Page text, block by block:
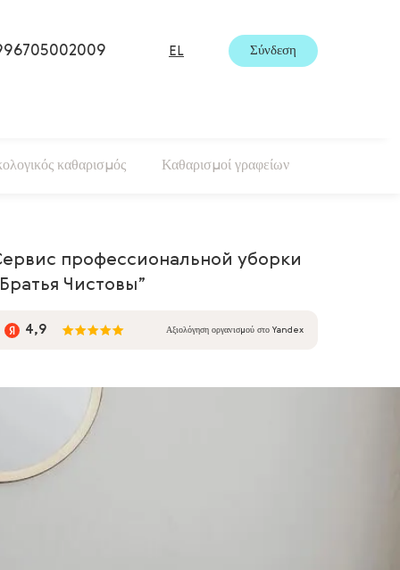
EL Σύνδεση
καθαρισμός Καθαρισμοί γραφείων
профессиональной уборки
Чистовы”
4,9 Αξιολόγηση οργανισμού στο Yandex